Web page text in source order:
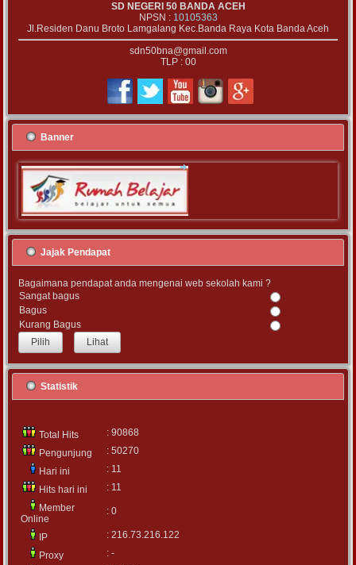
SD NEGERI 50 BANDA ACEH
NPSN : 10105363
Jl.Residen Danu Broto Lamgalang Kec.Banda Raya Kota Banda Aceh
sdn50bna@gmail.com
TLP : 00
Banner
Jajak Pendapat
Bagaimana pendapat anda mengenai web sekolah kami ?
Sangat bagus
Bagus
Kurang Bagus
Lihat
Statistik
Total Hits
: 90868
Pengunjung
: 50270
Hari ini
: 11
Hits hari ini
: 11
Member
Online
: 0
IP
: 216.73.216.122
Proxy
: -